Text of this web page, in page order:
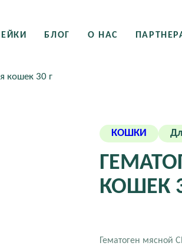
БЛОГ О НАС
кошек 30 г
КОШКИ
КОШЕК
Гематоген мясной